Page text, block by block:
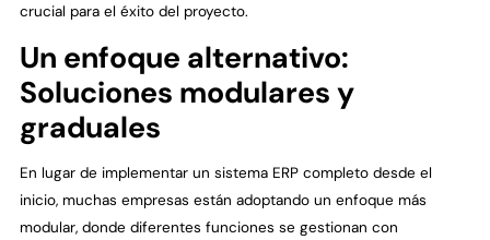
crucial para el éxito del proyecto.
Un enfoque alternativo:
Soluciones modulares y
graduales
En lugar de implementar un sistema ERP completo desde el
inicio, muchas empresas están adoptando un enfoque más
modular, donde diferentes funciones se gestionan con